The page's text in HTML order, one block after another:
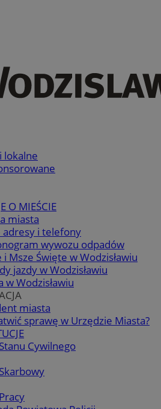
lokalne
O MIEŚCIE
miasta
adresy i telefony
wywozu odpadów
i Msze Święte w Wodzisławiu
jazdy w Wodzisławiu
w Wodzisławiu
miasta
sprawę w Urzędzie Miasta?
Cywilnego